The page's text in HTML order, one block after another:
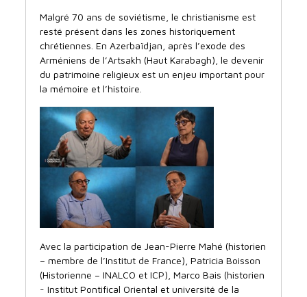
Malgré 70 ans de soviétisme, le christianisme est
resté présent dans les zones historiquement
chrétiennes. En Azerbaïdjan, après l’exode des
Arméniens de l’Artsakh (Haut Karabagh), le devenir
du patrimoine religieux est un enjeu important pour
la mémoire et l’histoire.
Avec la participation de Jean-Pierre Mahé (historien
– membre de l’Institut de France), Patricia Boisson
(Historienne – INALCO et ICP), Marco Bais (historien
- Institut Pontifical Oriental et université de la